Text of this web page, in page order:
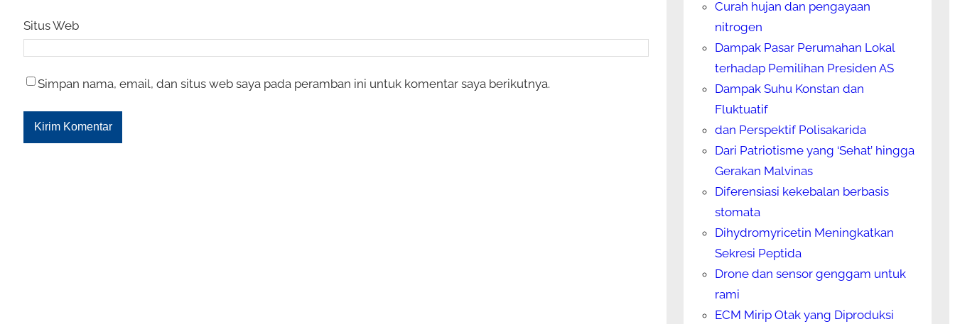
Situs Web
Simpan nama, email, dan situs web saya pada peramban ini untuk komentar saya berikutnya.
Curah hujan dan pengayaan
nitrogen
Dampak Pasar Perumahan Lokal
terhadap Pemilihan Presiden AS
Dampak Suhu Konstan dan
Fluktuatif
dan Perspektif Polisakarida
Dari Patriotisme yang ‘Sehat’ hingga
Gerakan Malvinas
Diferensiasi kekebalan berbasis
stomata
Dihydromyricetin Meningkatkan
Sekresi Peptida
Drone dan sensor genggam untuk
rami
ECM Mirip Otak yang Diproduksi